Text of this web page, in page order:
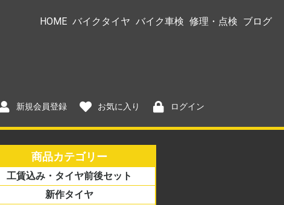
HOME バイクタイヤ バイク車検 修理・点検 ブログ
新規会員登録 お気に入り ログイン
商品カテゴリー
工賃込み・タイヤ前後セット
新作タイヤ